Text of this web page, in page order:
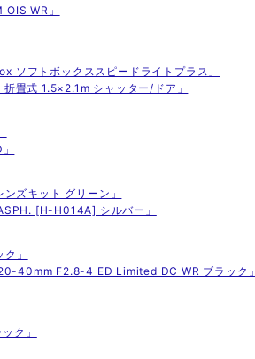
WR」
ソフトボックススピードライトプラス」
畳式 1.5×2.1m シャッター/ドア」
ズキット グリーン」
[H-H014A] シルバー」
」
40mm F2.8-4 ED Limited DC WR ブラック」
ク」